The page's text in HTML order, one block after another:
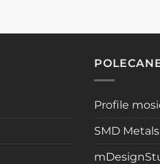
Profile
SMD